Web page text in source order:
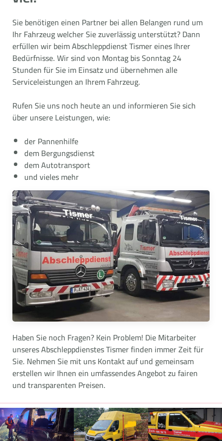
Sie benötigen einen Partner bei allen Belangen rund um
Ihr Fahrzeug welcher Sie zuverlässig unterstützt? Dann
erfüllen wir beim Abschleppdienst Tismer eines Ihrer
Bedürfnisse. Wir sind von Montag bis Sonntag 24
Stunden für Sie im Einsatz und übernehmen alle
Serviceleistungen an Ihrem Fahrzeug.
Rufen Sie uns noch heute an und informieren Sie sich
über unsere Leistungen, wie:
der Pannenhilfe
dem Bergungsdienst
dem Autotransport
und vieles mehr
Haben Sie noch Fragen? Kein Problem! Die Mitarbeiter
unseres Abschleppdienstes Tismer finden immer Zeit für
Sie. Nehmen Sie mit uns Kontakt auf und gemeinsam
erstellen wir Ihnen ein umfassendes Angebot zu fairen
und transparenten Preisen.